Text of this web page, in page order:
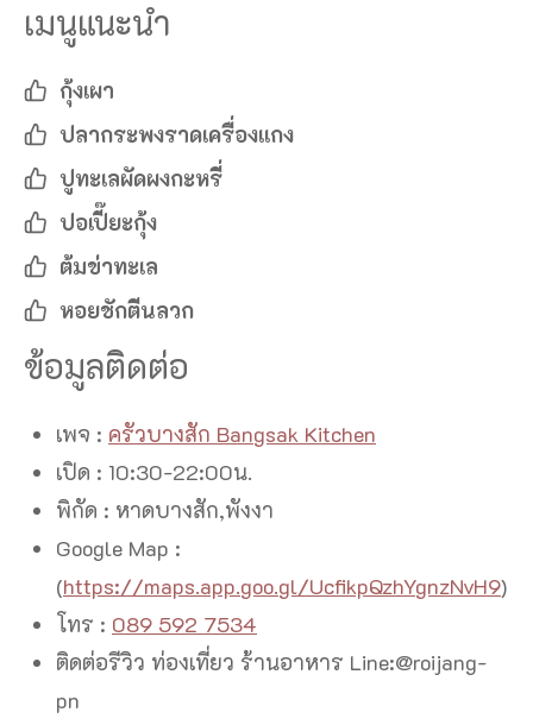
เมนูแนะนำ
กุ้งเผา
ปลากระพงราดเครื่องแกง
ปูทะเลผัดผงกะหรี่
ปอเปี๊ยะกุ้ง
ต้มข่าทะเล
หอยชักตีนลวก
ข้อมูลติดต่อ
เพจ : ครัวบางสัก Bangsak Kitchen
เปิด : 10:30-22:00น.
พิกัด : หาดบางสัก,พังงา
Google Map :
(https://maps.app.goo.gl/UcfikpQzhYgnzNvH9)
โทร : 089 592 7534
ติดต่อรีวิว ท่องเที่ยว ร้านอาหาร Line:@roijang-
pn